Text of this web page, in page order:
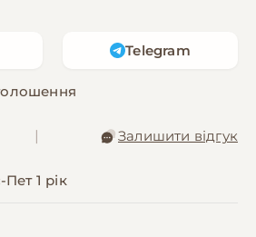
Telegram
Залишити відгук
1 рік